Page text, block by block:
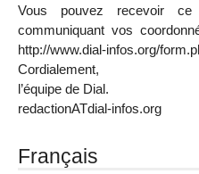
Vous pouvez recevoir
communiquant vos
http://www.dial-infos.org/
Cordialement,
l’équipe de Dial.
redactionATdial-infos.org
Français